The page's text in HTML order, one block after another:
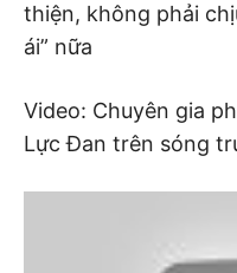
thiện, không phải
ái” nữa
Video: Chuyên gia
Lực Đan trên sóng